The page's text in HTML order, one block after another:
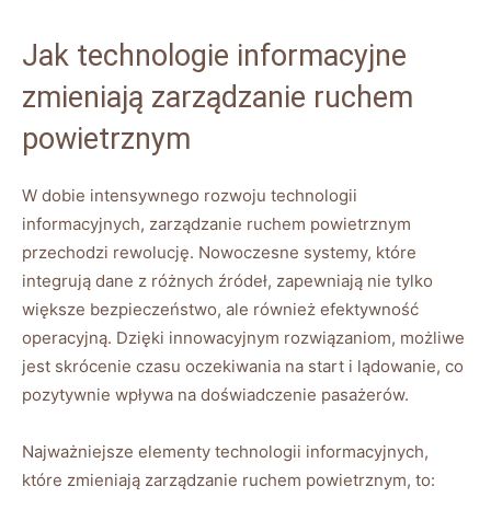
Jak technologie informacyjne
zmieniają zarządzanie ruchem
powietrznym
W dobie intensywnego rozwoju technologii
informacyjnych, zarządzanie ruchem powietrznym
przechodzi rewolucję. Nowoczesne systemy, które
integrują dane z różnych źródeł, zapewniają nie tylko
większe bezpieczeństwo, ale również efektywność
operacyjną. Dzięki innowacyjnym rozwiązaniom, możliwe
jest skrócenie czasu oczekiwania na start i lądowanie, co
pozytywnie wpływa na doświadczenie pasażerów.
Najważniejsze elementy technologii informacyjnych,
które zmieniają zarządzanie ruchem powietrznym, to: